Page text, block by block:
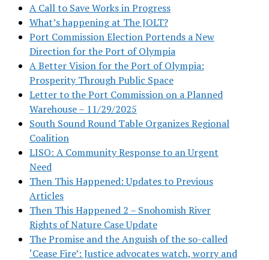
A Call to Save Works in Progress
What’s happening at The JOLT?
Port Commission Election Portends a New
Direction for the Port of Olympia
A Better Vision for the Port of Olympia:
Prosperity Through Public Space
Letter to the Port Commission on a Planned
Warehouse – 11/29/2025
South Sound Round Table Organizes Regional
Coalition
LISO: A Community Response to an Urgent
Need
Then This Happened: Updates to Previous
Articles
Then This Happened 2 – Snohomish River
Rights of Nature Case Update
The Promise and the Anguish of the so-called
‘Cease Fire’: Justice advocates watch, worry and